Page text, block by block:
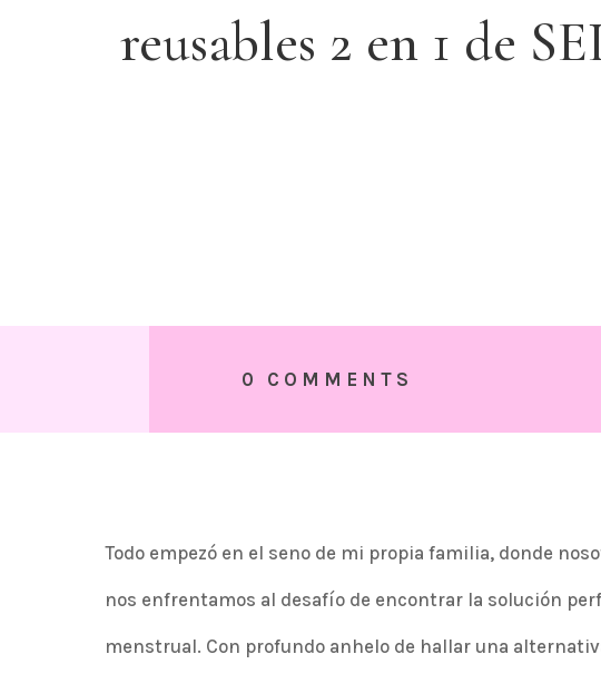
reusables 2 en 1 de
0 COMMENTS
Todo empezó en el seno de mi propia familia, donde
nos enfrentamos al desafío de encontrar la solución
menstrual. Con profundo anhelo de hallar una